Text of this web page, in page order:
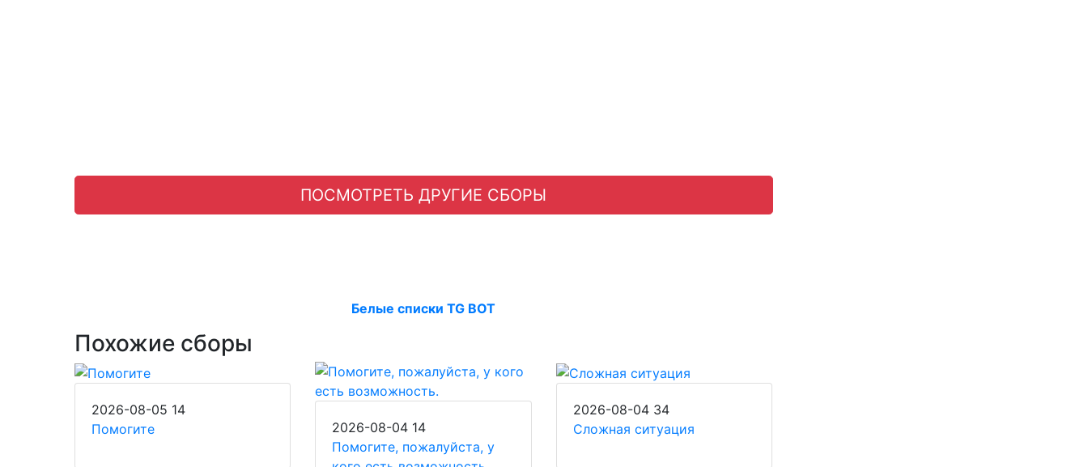
ПОСМОТРЕТЬ ДРУГИЕ СБОРЫ
Белые списки TG BOT
Похожие сборы
2026-08-05 14
Помогите
2026-08-04 14
Помогите, пожалуйста, у
2026-08-04 34
Сложная ситуация